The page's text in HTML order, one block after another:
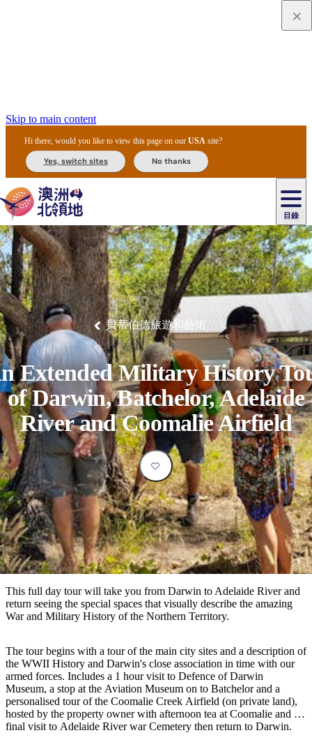
Skip to main content
Hi there, would you like to view this page on ourUSA site?
Yes, switch sites No thanks
目錄
主
目
錄
必
訪
景
點
最
受
歡
迎
目
的
地
內
陸
和
戶
外
按
地
區
探
索
達
爾
文
愛
麗
斯
泉
烏
魯
魯
卡
卡
杜
國
家
公
園
李
治
菲
特
國
家
公
園
瓦
塔
卡
國
家
公
園
提
維
群
島
東
阿
納
姆
地
馬
塔
蘭
卡
溫
泉
池
尼
特
米
魯
克
國
家
公
園
卡
魯
卡
魯
/
魔
鬼
大
理
石
保
護
區
馬
古
克
瀑
布
茨
奧
里
查
/
西
麥
克
唐
納
國
家
公
園
必
玩
活
動
體
驗
旅
客
類
型
推
薦
榜
單
住
民
文
化
體
驗
美
食
攻
略
節
慶
與
活
動
戶
外
和
探
險
自
然
和
野
生
動
植
物
歷
史
與
文
物
釣
魚
豪
華
旅
游
露
營
和
豪
華
野
營
自
駕
遊
規
劃
您
的
旅
行
規
劃
和
預
訂
實
用
資
訊
規
劃
工
具
住
宿
導
覽
團
租
車
和
交
通
工
具
貝蒂伯德旅遊和藝術
Extended Military History
of Darwin, Batchelor, Adelaide
River and Coomalie Airfield
This full day tour will take you from Darwin to Adelaide River and
return seeing the special spaces that visually describe the amazing
War and Military History of the Northern Territory.
The tour begins with a tour of the main city sites and a description of
the WWII History and Darwin's close association in time with our
armed forces. Includes a 1 hour visit to Defence of Darwin
Museum, a stop at the Aviation Museum on to Batchelor and a
personalised tour of the Coomalie Creek Airfield (on private land),
hosted by the property owner with afternoon tea at Coomalie and a
final visit to Adelaide River war Cemetery then return to Darwin.